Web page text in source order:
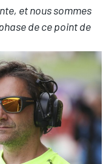
et nous sommes
de ce point de